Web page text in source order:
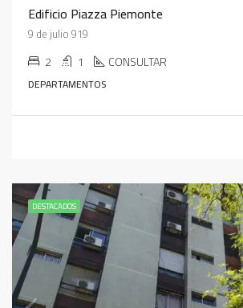
Edificio Piazza Piemonte
9 de julio 919
2 1 CONSULTAR
DEPARTAMENTOS
DESTACADOS